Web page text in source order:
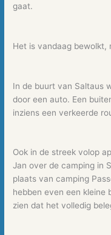
gaat.
Het is vandaag bewolkt,
In de buurt van Saltaus
door een auto. Een
inziens een verkeerde
Ook in de streek volop
Jan over de camping in
plaats van camping
hebben even een kleine
zien dat het volledig